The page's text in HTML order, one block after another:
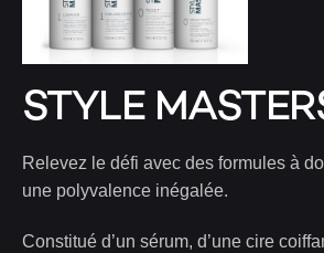
STYLE
Relevez le défi avec des formules à
une polyvalence inégalée.
Constitué d’un sérum, d’une cire